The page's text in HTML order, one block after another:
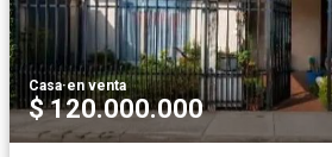
Casa·en venta
$ 120.000.000